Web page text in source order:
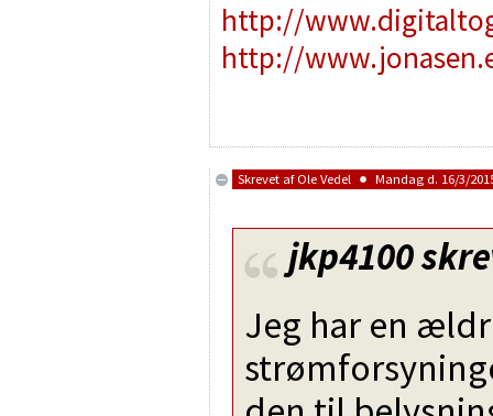
http://
http://
Skrevet af Ole Vedel Mandag d. 16/3/
jkp4100
Jeg har en